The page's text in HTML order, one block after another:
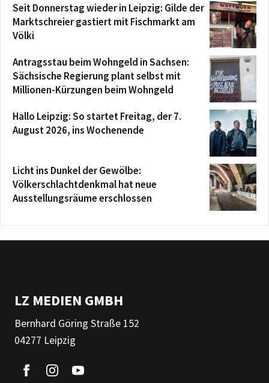
Seit Donnerstag wieder in Leipzig: Gilde der
Marktschreier gastiert mit Fischmarkt am
Völki
Antragsstau beim Wohngeld in Sachsen:
Sächsische Regierung plant selbst mit
Millionen-Kürzungen beim Wohngeld
Hallo Leipzig: So startet Freitag, der 7.
August 2026, ins Wochenende
Licht ins Dunkel der Gewölbe:
Völkerschlachtdenkmal hat neue
Ausstellungsräume erschlossen
LZ MEDIEN GMBH
Bernhard Göring Straße 152
04277 Leipzig